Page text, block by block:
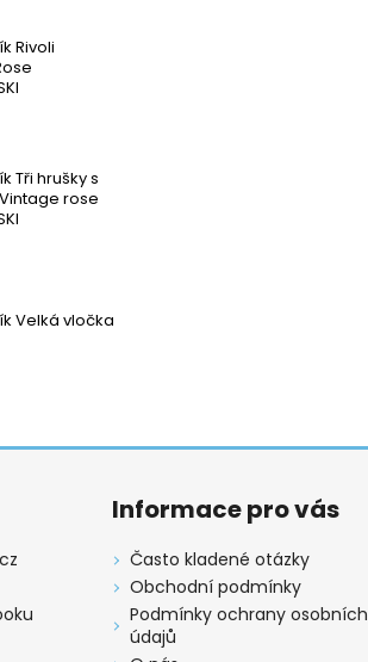
Rivoli
Tři hrušky s
rose
Velká vločka
Informace pro vás
Často kladené otázky
Obchodní podmínky
Podmínky ochrany osobních
údajů